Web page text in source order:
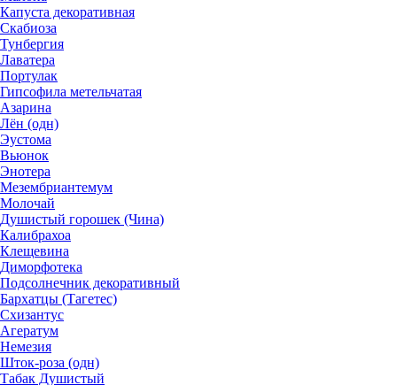
Капуста декоративная
Скабиоза
Тунбергия
Лаватера
Портулак
Гипсофила метельчатая
Азарина
Лён (одн)
Эустома
Вьюнок
Энотера
Мезембриантемум
Молочай
Душистый горошек (Чина)
Калибрахоа
Клещевина
Диморфотека
Подсолнечник декоративный
Бархатцы (Тагетес)
Схизантус
Агератум
Немезия
Шток-роза (одн)
Табак Душистый